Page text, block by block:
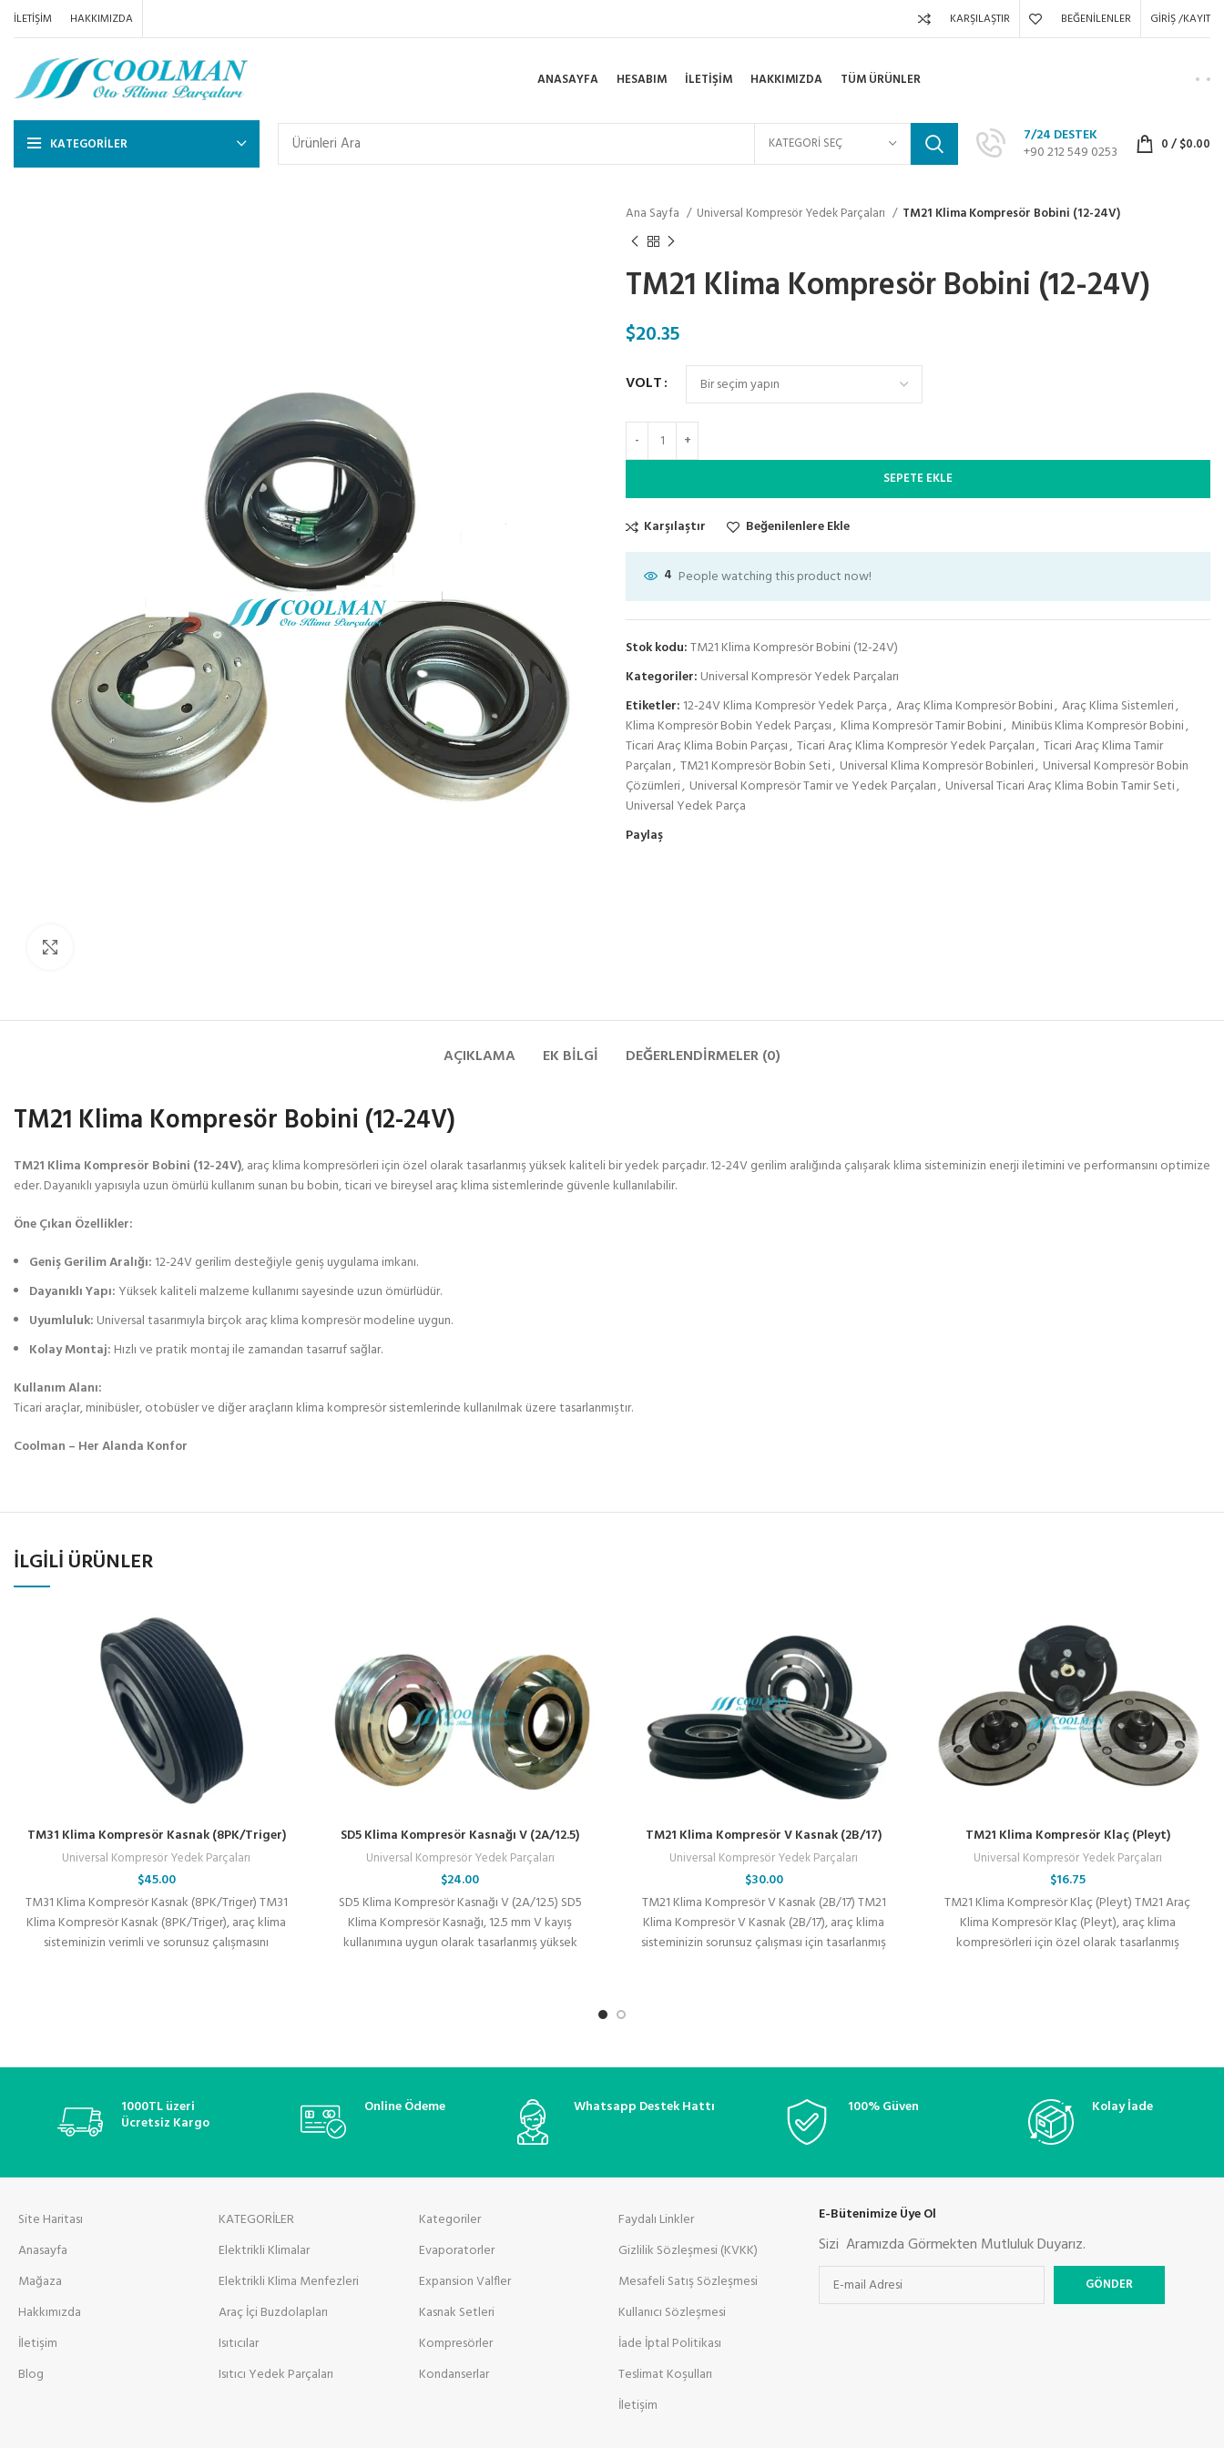
İLETIŞIM HAKKIMIZDA KARŞILAŞTIR BEĞENILENLER GIRIŞ /KAYIT
ANASAYFA HESABIM İLETIŞIM HAKKIMIZDA TÜM ÜRÜNLER
KATEGORILER KATEGORI SEÇ
7/24 DESTEK
+90 212 549 0253
0/$0.00
Ana Sayfa Universal Kompresör Yedek Parçaları TM21 Klima Kompresör Bobini (12-24V)
TM21 Klima Kompresör Bobini (12-24V)
$20.35
VOLT
SEPETE EKLE
Karşılaştır Beğenilenlere Ekle
4 People watching this product now!
Stok kodu:TM21 Klima Kompresör Bobini (12-24V)
Kategoriler: Universal Kompresör Yedek Parçaları
Etiketler: 12-24V Klima Kompresör Yedek Parça, Araç Klima Kompresör Bobini, Araç Klima Sistemleri,
Klima Kompresör Bobin Yedek Parçası, Klima Kompresör Tamir Bobini, Minibüs Klima Kompresör Bobini,
Ticari Araç Klima Bobin Parçası, Ticari Araç Klima Kompresör Yedek Parçaları, Ticari Araç Klima Tamir
Parçaları, TM21 Kompresör Bobin Seti, Universal Klima Kompresör Bobinleri, Universal Kompresör Bobin
Çözümleri, Universal Kompresör Tamir ve Yedek Parçaları, Universal Ticari Araç Klima Bobin Tamir Seti,
Universal Yedek Parça
Paylaş
AÇIKLAMA EK BILGI DEĞERLENDIRMELER (0)
TM21 Klima Kompresör Bobini (12-24V)
TM21 Klima Kompresör Bobini (12-24V), araç klima kompresörleri için özel olarak tasarlanmış yüksek kaliteli bir yedek parçadır. 12-24V gerilim aralığında çalışarak klima sisteminizin enerji iletimini ve performansını optimize
eder. Dayanıklı yapısıyla uzun ömürlü kullanım sunan bu bobin, ticari ve bireysel araç klima sistemlerinde güvenle kullanılabilir.
Öne Çıkan Özellikler:
Geniş Gerilim Aralığı: 12-24V gerilim desteğiyle geniş uygulama imkanı.
Dayanıklı Yapı: Yüksek kaliteli malzeme kullanımı sayesinde uzun ömürlüdür.
Uyumluluk: Universal tasarımıyla birçok araç klima kompresör modeline uygun.
Kolay Montaj: Hızlı ve pratik montaj ile zamandan tasarruf sağlar.
Kullanım Alanı:
Ticari araçlar, minibüsler, otobüsler ve diğer araçların klima kompresör sistemlerinde kullanılmak üzere tasarlanmıştır.
Coolman – Her Alanda Konfor
İLGILI ÜRÜNLER
TM31 Klima Kompresör Kasnak (8PK/Triger)
Universal Kompresör Yedek Parçaları
$45.00
TM31 Klima Kompresör Kasnak (8PK/Triger) TM31
Klima Kompresör Kasnak (8PK/Triger), araç klima
sisteminizin verimli ve sorunsuz çalışmasını
SD5 Klima Kompresör Kasnağı V (2A/12.5)
Universal Kompresör Yedek Parçaları
$24.00
SD5 Klima Kompresör Kasnağı V (2A/12.5) SD5
Klima Kompresör Kasnağı, 12.5 mm V kayış
kullanımına uygun olarak tasarlanmış yüksek
TM21 Klima Kompresör V Kasnak (2B/17)
Universal Kompresör Yedek Parçaları
$30.00
TM21 Klima Kompresör V Kasnak (2B/17) TM21
Klima Kompresör V Kasnak (2B/17), araç klima
sisteminizin sorunsuz çalışması için tasarlanmış
TM21 Klima Kompresör Klaç (Pleyt)
Universal Kompresör Yedek Parçaları
$16.75
TM21 Klima Kompresör Klaç (Pleyt) TM21 Araç
Klima Kompresör Klaç (Pleyt), araç klima
kompresörleri için özel olarak tasarlanmış
1000TL üzeri
Ücretsiz Kargo
Online Ödeme Whatsapp Destek Hattı 100% Güven Kolay İade
Site Haritası
Anasayfa
Mağaza
Hakkımızda
İletişim
Blog
KATEGORİLER
Elektrikli Klimalar
Elektrikli Klima Menfezleri
Araç İçi Buzdolapları
Isıtıcılar
Isıtıcı Yedek Parçaları
Kategoriler
Evaporatorler
Expansion Valfler
Kasnak Setleri
Kompresörler
Kondanserlar
Faydalı Linkler
Gizlilik Sözleşmesi (KVKK)
Mesafeli Satış Sözleşmesi
Kullanıcı Sözleşmesi
İade İptal Politikası
Teslimat Koşulları
İletişim
E-Bütenimize Üye Ol
Sizi Aramızda Görmekten Mutluluk Duyarız.